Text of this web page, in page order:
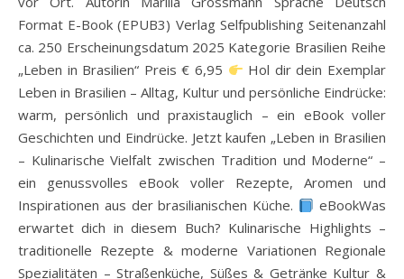
Format E-Book (EPUB3) Verlag Selfpublishing Seitenanzahl
ca. 250 Erscheinungsdatum 2025 Kategorie Brasilien Reihe
„Leben in Brasilien“ Preis € 6,95
Hol dir dein Exemplar
Leben in Brasilien – Alltag, Kultur und persönliche Eindrücke:
warm, persönlich und praxistauglich – ein eBook voller
Geschichten und Eindrücke. Jetzt kaufen „Leben in Brasilien
– Kulinarische Vielfalt zwischen Tradition und Moderne“ –
ein genussvolles eBook voller Rezepte, Aromen und
Inspirationen aus der brasilianischen Küche.
eBookWas
erwartet dich in diesem Buch? Kulinarische Highlights –
traditionelle Rezepte & moderne Variationen Regionale
Spezialitäten – Straßenküche, Süßes & Getränke Kultur &